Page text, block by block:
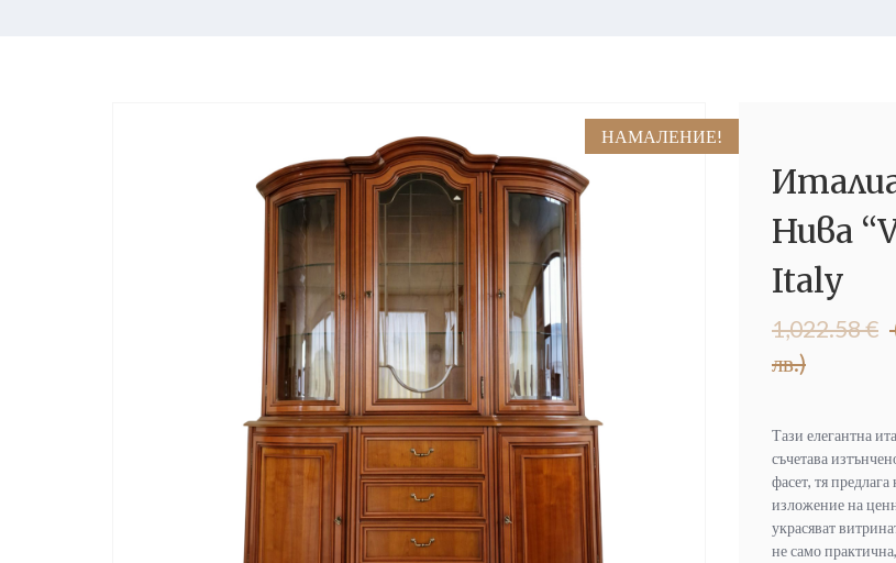
НАМАЛЕНИЕ!
Нива
Italy
1,022.58€
лв.)
Original
price
was:
лв.).
Текущата
цена
е:
лв.).
Тази елегантна
съчетава
фасет, тя
изложение на
украсяват
не само